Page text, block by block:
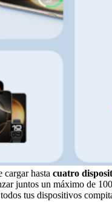
hasta cuatro
juntos un máximo de
tus dispositivos